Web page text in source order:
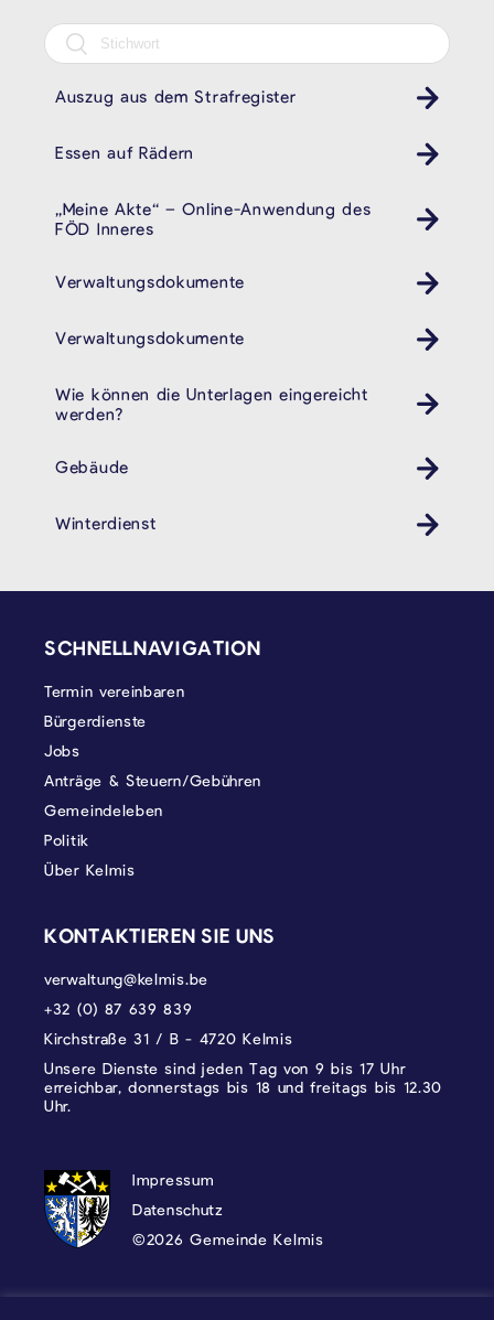
Auszug aus dem Strafregister
Essen auf Rädern
„Meine Akte“ – Online-Anwendung des
FÖD Inneres
Verwaltungsdokumente
Verwaltungsdokumente
Wie können die Unterlagen eingereicht
werden?
Gebäude
Winterdienst
SCHNELLNAVIGATION
Termin vereinbaren
Bürgerdienste
Jobs
Anträge & Steuern/Gebühren
Gemeindeleben
Politik
Über Kelmis
KONTAKTIEREN SIE UNS
verwaltung@kelmis.be
+32 (0) 87 639 839
Kirchstraße 31 / B - 4720 Kelmis
Unsere Dienste sind jeden Tag von 9 bis 17 Uhr
erreichbar, donnerstags bis 18 und freitags bis 12.30
Uhr.
DATENSCHUTZ, IMPRESSUM UND
Impressum
Datenschutz
©2026 Gemeinde Kelmis